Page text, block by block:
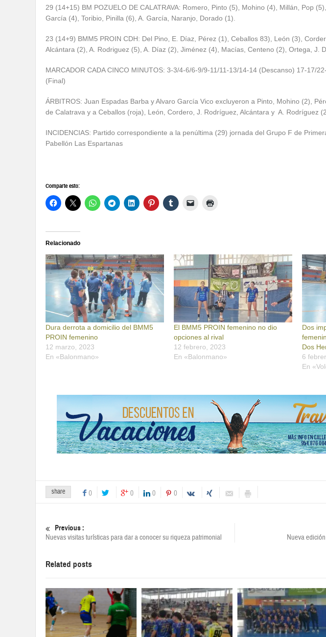
29 (14+15) BM POZUELO DE CALATRAVA: Romero, Pinto (5), Mohino (4), Millán, Pop
García (4), Toribio, Pinilla (6), A. García, Naranjo, Dorado (1).
23 (14+9) BMM5 PROIN CDH: Del Pino, E. Díaz, Pérez (1), Ceballos 83), León (3),
Alcántara (2), A. Rodriguez (5), A. Díaz (2), Jiménez (4), Macías, Centeno (2), Ortega, J.
MARCADOR CADA CINCO MINUTOS: 3-3/4-6/6-9/9-11/11-13/14-14 (Descanso) 17-17/
(Final)
ÁRBITROS: Juan Espadas Barba y Alvaro García Vico excluyeron a Pinto, Mohino (2),
de Calatrava y a Ceballos (roja), León, Cordero, J. Rodríguez, Alcántara y A. Rodríguez
INCIDENCIAS: Partido correspondiente a la penúltima (29) jornada del Grupo F de
Pabellón Las Espartanas
Comparte esto:
Relacionado
Dura derrota a domicilio del BMM5
PROIN femenino
12 marzo, 2023
En «Balonmano»
El BMM5 PROIN femenino no dio
opciones al rival
12 febrero, 2023
En «Balonmano»
Dos
Dos
6
En
share 0 0 0 0
Previous :
Nuevas visitas turísticas para dar a conocer su riqueza patrimonial Nueva
Related posts